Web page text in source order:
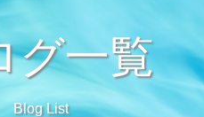
グ一覧
Blog List